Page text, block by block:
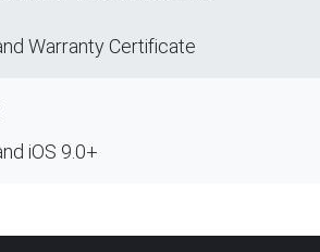
Warranty Certificate
iOS 9.0+